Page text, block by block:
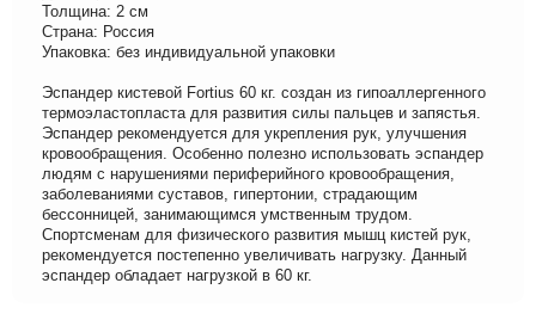
Толщина: 2 см
Страна: Россия
Упаковка: без индивидуальной упаковки
Эспандер кистевой Fortius 60 кг. создан из гипоаллергенного
термоэластопласта для развития силы пальцев и запястья.
Эспандер рекомендуется для укрепления рук, улучшения
кровообращения. Особенно полезно использовать эспандер
людям с нарушениями периферийного кровообращения,
заболеваниями суставов, гипертонии, страдающим
бессонницей, занимающимся умственным трудом.
Спортсменам для физического развития мышц кистей рук,
рекомендуется постепенно увеличивать нагрузку. Данный
эспандер обладает нагрузкой в 60 кг.